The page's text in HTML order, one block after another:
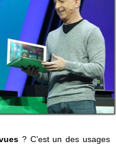
? C’est un des usages